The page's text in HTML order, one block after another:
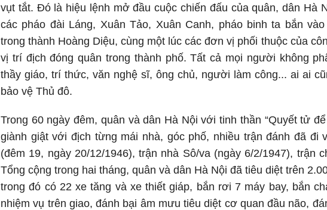
vụt tắt. Ðó là hiệu lệnh mở đầu cuộc chiến đấu của quân, dân Hà
các pháo đài Láng, Xuân Tảo, Xuân Canh, pháo binh ta bắn
trong thành Hoàng Diệu, cùng một lúc các đơn vị phối thuộc của
vị trí địch đóng quân trong thành phố. Tất cả mọi người không
thầy giáo, trí thức, văn nghệ sĩ, ông chủ, người làm công... ai ai
bảo vệ Thủ đô.
Trong 60 ngày đêm, quân và dân Hà Nội với tinh thần “Quyết tử
giành giật với địch từng mái nhà, góc phố, nhiều trận đánh đã đi
(đêm 19, ngày 20/12/1946), trận nhà Sô/va (ngày 6/2/1947), trận
Tổng cộng trong hai tháng, quân và dân Hà Nội đã tiêu diệt trên
trong đó có 22 xe tăng và xe thiết giáp, bắn rơi 7 máy bay, bắn
nhiệm vụ trên giao, đánh bại âm mưu tiêu diệt cơ quan đầu não,